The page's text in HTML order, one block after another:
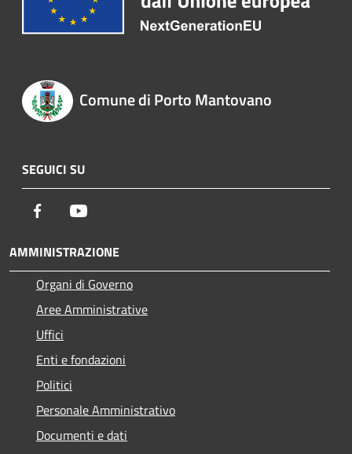
Comune di Porto Mantovano
SEGUICI SU
Facebook
AMMINISTRAZIONE
Organi di Governo
Aree Amministrative
Uffici
Enti e fondazioni
Politici
Personale Amministrativo
Documenti e dati